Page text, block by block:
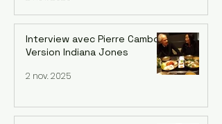
Interview avec Pierre Cambon,
Version Indiana Jones
2 nov. 2025